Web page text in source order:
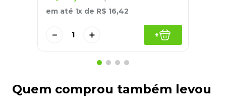
em até 1x de R$ 16,42
＋
－ +
Quem comprou também levou